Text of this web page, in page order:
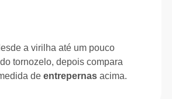
a virilha até um pouco
tornozelo, depois compara
deentrepernas acima.